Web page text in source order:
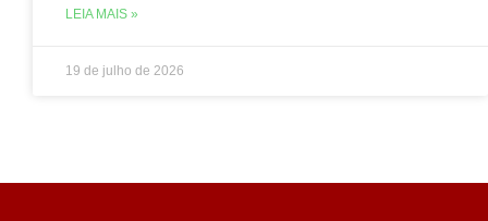
LEIA MAIS »
19 de julho de 2026